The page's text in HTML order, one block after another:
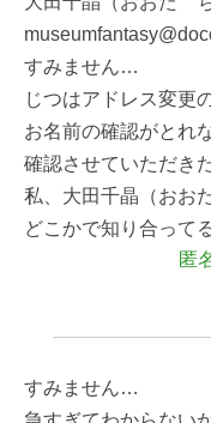
すみません…
じつはアドレス変更
お名前の確認がとれ
確認させていただき
私、大田千晶（おお
どこかで知り合って
匿
すみません…